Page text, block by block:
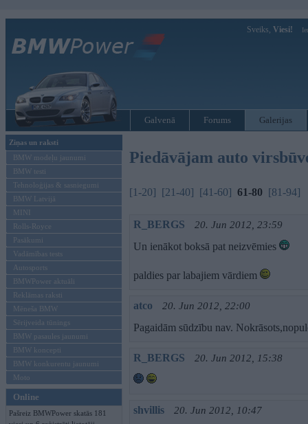
Sveiks, Viesi!
Galvenā Forums Galerijas
Ziņas un raksti
BMW modeļu jaunumi
BMW testi
Tehnoloģijas & sasniegumi
BMW Latvijā
MINI
Rolls-Royce
Pasākumi
Vadāmības tests
Autosports
BMWPower aktuāli
Reklāmas raksti
Mēneša BMW
Sērijveida tūnings
BMW pasaules jaunumi
BMW koncepti
BMW konkurentu jaunumi
Moto
Online
Pašreiz BMWPower skatās 181
Piedāvājam auto
[1-20] [21-40] [41-60] 61-80 [81-94]
R_BERGS 20. Jun 2012, 23:59
Un ienākot boksā pat neizvēmies
paldies par labajiem vārdiem
atco 20. Jun 2012, 22:00
Pagaidām sūdzību nav.
R_BERGS 20. Jun 2012, 15:38
shvillis 20. Jun 2012, 10:47